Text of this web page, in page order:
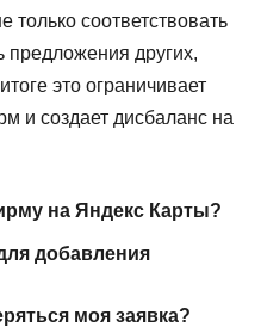
соответствовать
предложения других,
это ограничивает
и создает дисбаланс на
на Яндекс Карты?
добавления
моя заявка?